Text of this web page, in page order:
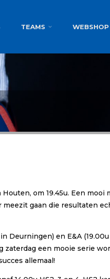
TEAMS WEBSHOP
om 19.45u. Een
gaan die resultaten
Deurningen) en E&A
een mooie serie
allemaal!